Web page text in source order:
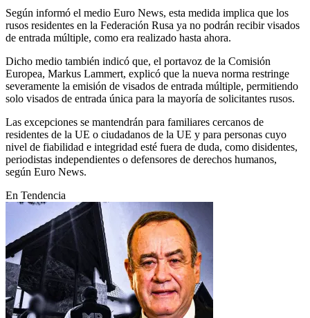
Según informó el medio Euro News, esta medida implica que los
rusos residentes en la Federación Rusa ya no podrán recibir visados
de entrada múltiple, como era realizado hasta ahora.
Dicho medio también indicó que, el portavoz de la Comisión
Europea, Markus Lammert, explicó que la nueva norma restringe
severamente la emisión de visados de entrada múltiple, permitiendo
solo visados de entrada única para la mayoría de solicitantes rusos.
Las excepciones se mantendrán para familiares cercanos de
residentes de la UE o ciudadanos de la UE y para personas cuyo
nivel de fiabilidad e integridad esté fuera de duda, como disidentes,
periodistas independientes o defensores de derechos humanos,
según Euro News.
En Tendencia